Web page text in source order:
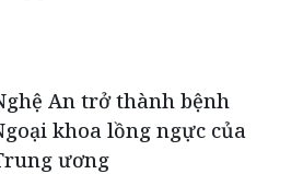
An trở thành bệnh
khoa lồng ngực của
ương